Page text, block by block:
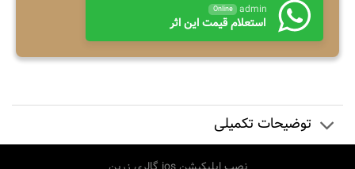
admin
Online
استعلام قیمت این اثر
توضیحات تکمیلی